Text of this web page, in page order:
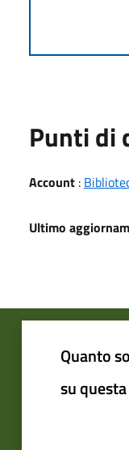
Punti di
Account :
Ultimo
Quanto
su